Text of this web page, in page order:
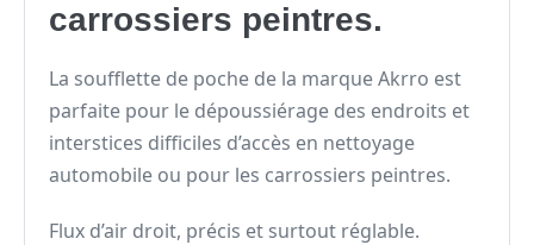
carrossiers peintres.
La soufflette de poche de la marque Akrro est
parfaite pour le dépoussiérage des endroits et
interstices difficiles d’accès en nettoyage
automobile ou pour les carrossiers peintres.
Flux d’air droit, précis et surtout réglable.